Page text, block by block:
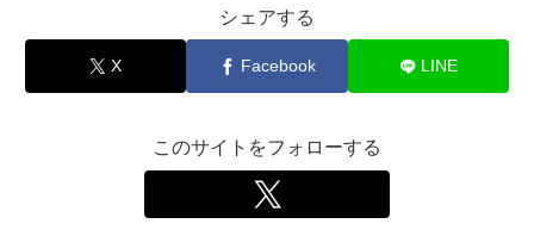
シェアする
X Facebook LINE
このサイトをフォローする